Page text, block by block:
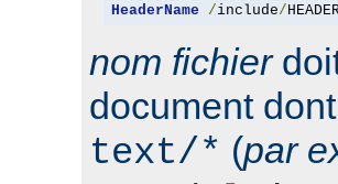
HeaderName /include/
nom fichier
document
text/* (par